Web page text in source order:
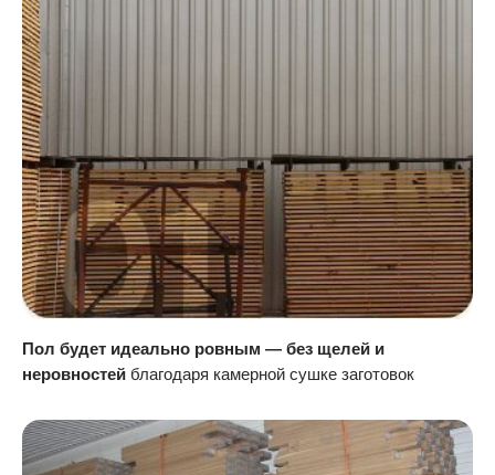
Пол будет идеально ровным — без щелей и
неровностей благодаря камерной сушке заготовок